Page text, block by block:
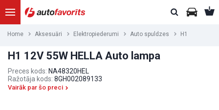
Home Aksesuāri Elektropiederumi Auto spuldzes H1
H1 12V 55W HELLA Auto lampa
Preces kods: NA48320HEL
Ražotāja kods: 8GH002089133
Vairāk par šo preci